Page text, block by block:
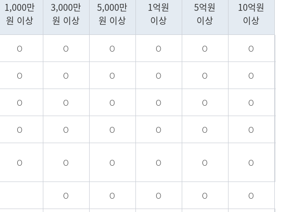
메뉴추가
1,000만
원 이상
3,000만
원 이상
5,000만
원 이상
1억원
이상
5억원
이상
10억원
이상
O O O O O O
O O O O O O
O O O O O O
O O O O O O
O O O O O O
O O O O O